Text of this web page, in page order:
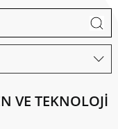
VE TEKNOLOJİ